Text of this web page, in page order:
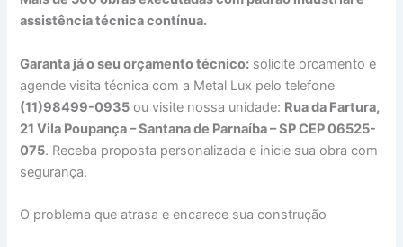
assistência técnica contínua.
Garanta já o seu orçamento técnico: solicite orcamento e
agende visita técnica com a Metal Lux pelo telefone
(11)98499-0935 ou visite nossa unidade: Rua da Fartura,
21 Vila Poupança – Santana de Parnaíba – SP CEP 06525-
075. Receba proposta personalizada e inicie sua obra com
segurança.
O problema que atrasa e encarece sua construção